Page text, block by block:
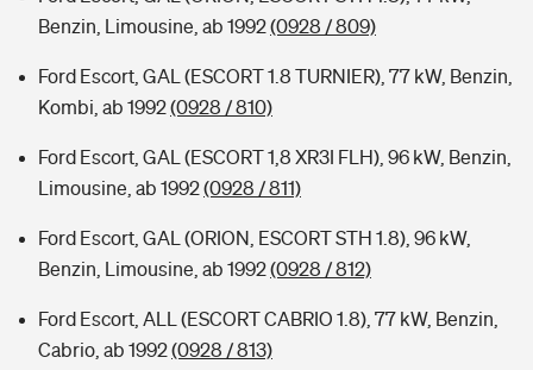
Benzin, Limousine, ab 1992(0928 / 809)
Ford Escort, GAL (ESCORT 1.8 TURNIER), 77 kW, Benzin,
Kombi, ab 1992(0928 / 810)
Ford Escort, GAL (ESCORT 1,8 XR3I FLH), 96 kW, Benzin,
Limousine, ab 1992(0928 / 811)
Ford Escort, GAL (ORION, ESCORT STH 1.8), 96 kW,
Benzin, Limousine, ab 1992(0928 / 812)
Ford Escort, ALL (ESCORT CABRIO 1.8), 77 kW, Benzin,
Cabrio, ab 1992(0928 / 813)